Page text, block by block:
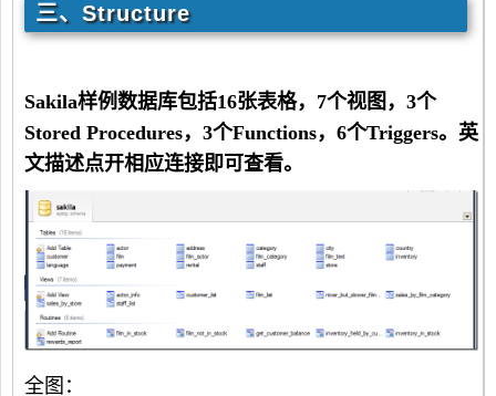
三、Structure
Sakila样例数据库包括16张表格，7个视图，3个
Stored Procedures，3个Functions，6个Triggers。英
文描述点开相应连接即可查看。
全图：